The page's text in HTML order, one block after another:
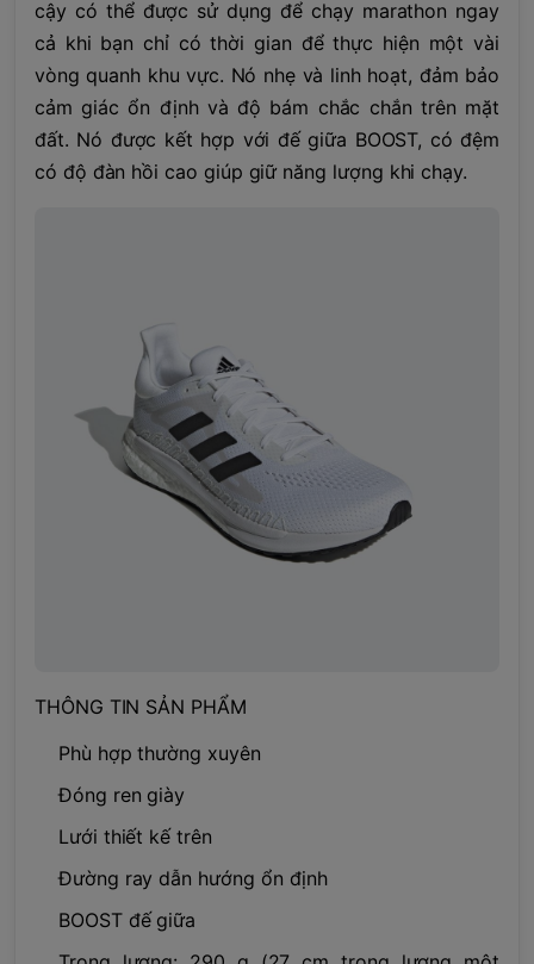
cậy có thể được sử dụng để chạy marathon ngay
cả khi bạn chỉ có thời gian để thực hiện một vài
vòng quanh khu vực. Nó nhẹ và linh hoạt, đảm bảo
cảm giác ổn định và độ bám chắc chắn trên mặt
đất. Nó được kết hợp với đế giữa BOOST, có đệm
có độ đàn hồi cao giúp giữ năng lượng khi chạy.
THÔNG TIN SẢN PHẨM
Phù hợp thường xuyên
Đóng ren giày
Lưới thiết kế trên
Đường ray dẫn hướng ổn định
BOOST đế giữa